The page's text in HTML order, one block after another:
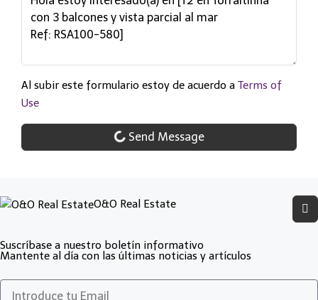
Al subir este formulario estoy de acuerdo a Terms of
Use
Send Message
O&O Real Estate
Suscríbase a nuestro boletín informativo
Mantente al día con las últimas noticias y artículos